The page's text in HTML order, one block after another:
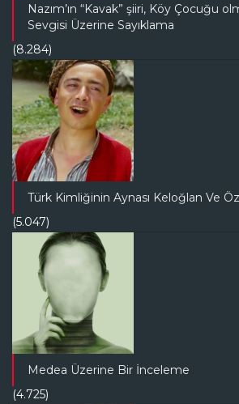
Nazım’ın “Kavak” şiiri, Köy Çocuğu
Sevgisi Üzerine Sayıklama
(8.284)
Türk Kimliğinin Aynası Keloğlan Ve
(5.047)
Medea Üzerine Bir İnceleme
(4.725)